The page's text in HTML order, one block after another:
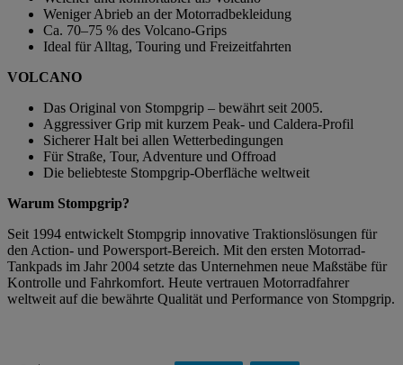
Weniger Abrieb an der Motorradbekleidung
Ca. 70–75 % des Volcano-Grips
Ideal für Alltag, Touring und Freizeitfahrten
VOLCANO
Das Original von Stompgrip – bewährt seit 2005.
Aggressiver Grip mit kurzem Peak- und Caldera-Profil
Sicherer Halt bei allen Wetterbedingungen
Für Straße, Tour, Adventure und Offroad
Die beliebteste Stompgrip-Oberfläche weltweit
Warum Stompgrip?
Seit 1994 entwickelt Stompgrip innovative Traktionslösungen für
den Action- und Powersport-Bereich. Mit den ersten Motorrad-
Tankpads im Jahr 2004 setzte das Unternehmen neue Maßstäbe für
Kontrolle und Fahrkomfort. Heute vertrauen Motorradfahrer
weltweit auf die bewährte Qualität und Performance von Stompgrip.